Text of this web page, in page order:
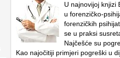
U najnovijoj knjizi
u forenzičko-
forenzičkih
se u praksi
Najčešće su
Kao najočitiji primjeri pogreški u